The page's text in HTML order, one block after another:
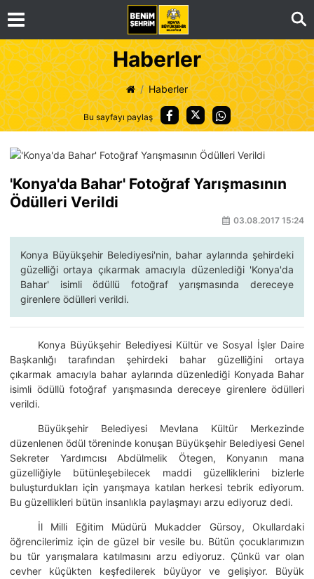
Haberler
Haberler
Bu sayfayı paylaş
'Konya'da Bahar' Fotoğraf Yarışmasının
Ödülleri Verildi
03.08.2017 15:24
Konya Büyükşehir Belediyesi'nin, bahar aylarında şehirdeki
güzelliği ortaya çıkarmak amacıyla düzenlediği 'Konya'da
Bahar' isimli ödüllü fotoğraf yarışmasında dereceye
girenlere ödülleri verildi.
Konya Büyükşehir Belediyesi Kültür ve Sosyal İşler Daire
Başkanlığı tarafından şehirdeki bahar güzelliğini ortaya
çıkarmak amacıyla bahar aylarında düzenlediği Konyada Bahar
isimli ödüllü fotoğraf yarışmasında dereceye girenlere ödülleri
verildi.
Büyükşehir Belediyesi Mevlana Kültür Merkezinde
düzenlenen ödül töreninde konuşan Büyükşehir Belediyesi Genel
Sekreter Yardımcısı Abdülmelik Ötegen, Konyanın mana
güzelliğiyle bütünleşebilecek maddi güzelliklerini bizlerle
buluşturdukları için yarışmaya katılan herkesi tebrik ediyorum.
Bu güzellikleri bütün insanlıkla paylaşmayı arzu ediyoruz dedi.
İl Milli Eğitim Müdürü Mukadder Gürsoy, Okullardaki
öğrencilerimiz için de güzel bir vesile bu. Bütün çocuklarımızın
bu tür yarışmalara katılmasını arzu ediyoruz. Çünkü var olan
cevher küçükten keşfedilerek büyüyor ve gelişiyor. Büyük